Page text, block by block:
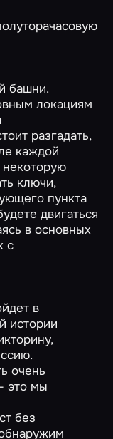
башни.
локациям
разгадать,
каждой
ключи,
пункта
двигаться
в основных
с
в
истории
очень
это мы
без